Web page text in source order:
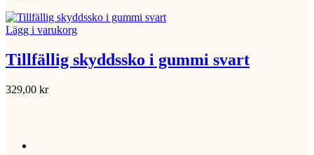
Lägg i varukorg
Tillfällig skyddssko i gummi svart
329,00 kr